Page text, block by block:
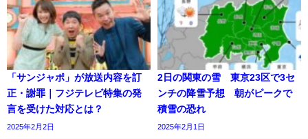
「サンジャポ」が放送内容を訂
正・謝罪｜フジテレビ特集の発
言を受けた対応とは？
2025年2月2日
2日の関東の雪 東京23区で3セ
ンチの降雪予想 朝がピークで
積雪の恐れ
2025年2月1日